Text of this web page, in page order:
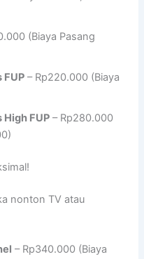
(Biaya Pasang
FUP – Rp220.000 (Biaya
FUP – Rp280.000
nonton TV atau
– Rp340.000 (Biaya